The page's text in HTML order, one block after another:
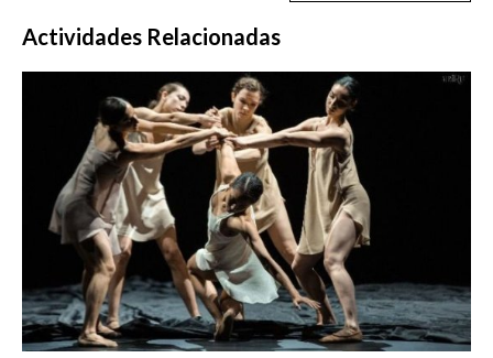
Actividades Relacionadas